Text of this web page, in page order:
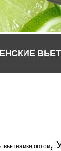
вьетнамки оптом,